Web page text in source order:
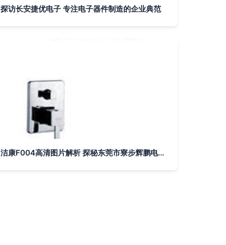
探访长安捷优电子 专注电子器件制造的企业典范
洁康F004高清图片解析 探秘东莞市寮步辉鹏电子制品厂的精密工艺